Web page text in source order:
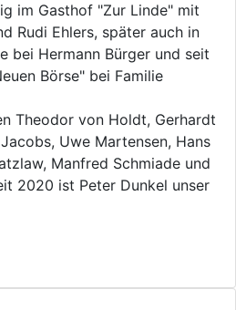
im Gasthof "Zur Linde" mit
Rudi Ehlers, später auch in
bei Hermann Bürger und seit
Börse" bei Familie
Theodor von Holdt, Gerhardt
Uwe Martensen, Hans
Manfred Schmiade und
2020 ist Peter Dunkel unser